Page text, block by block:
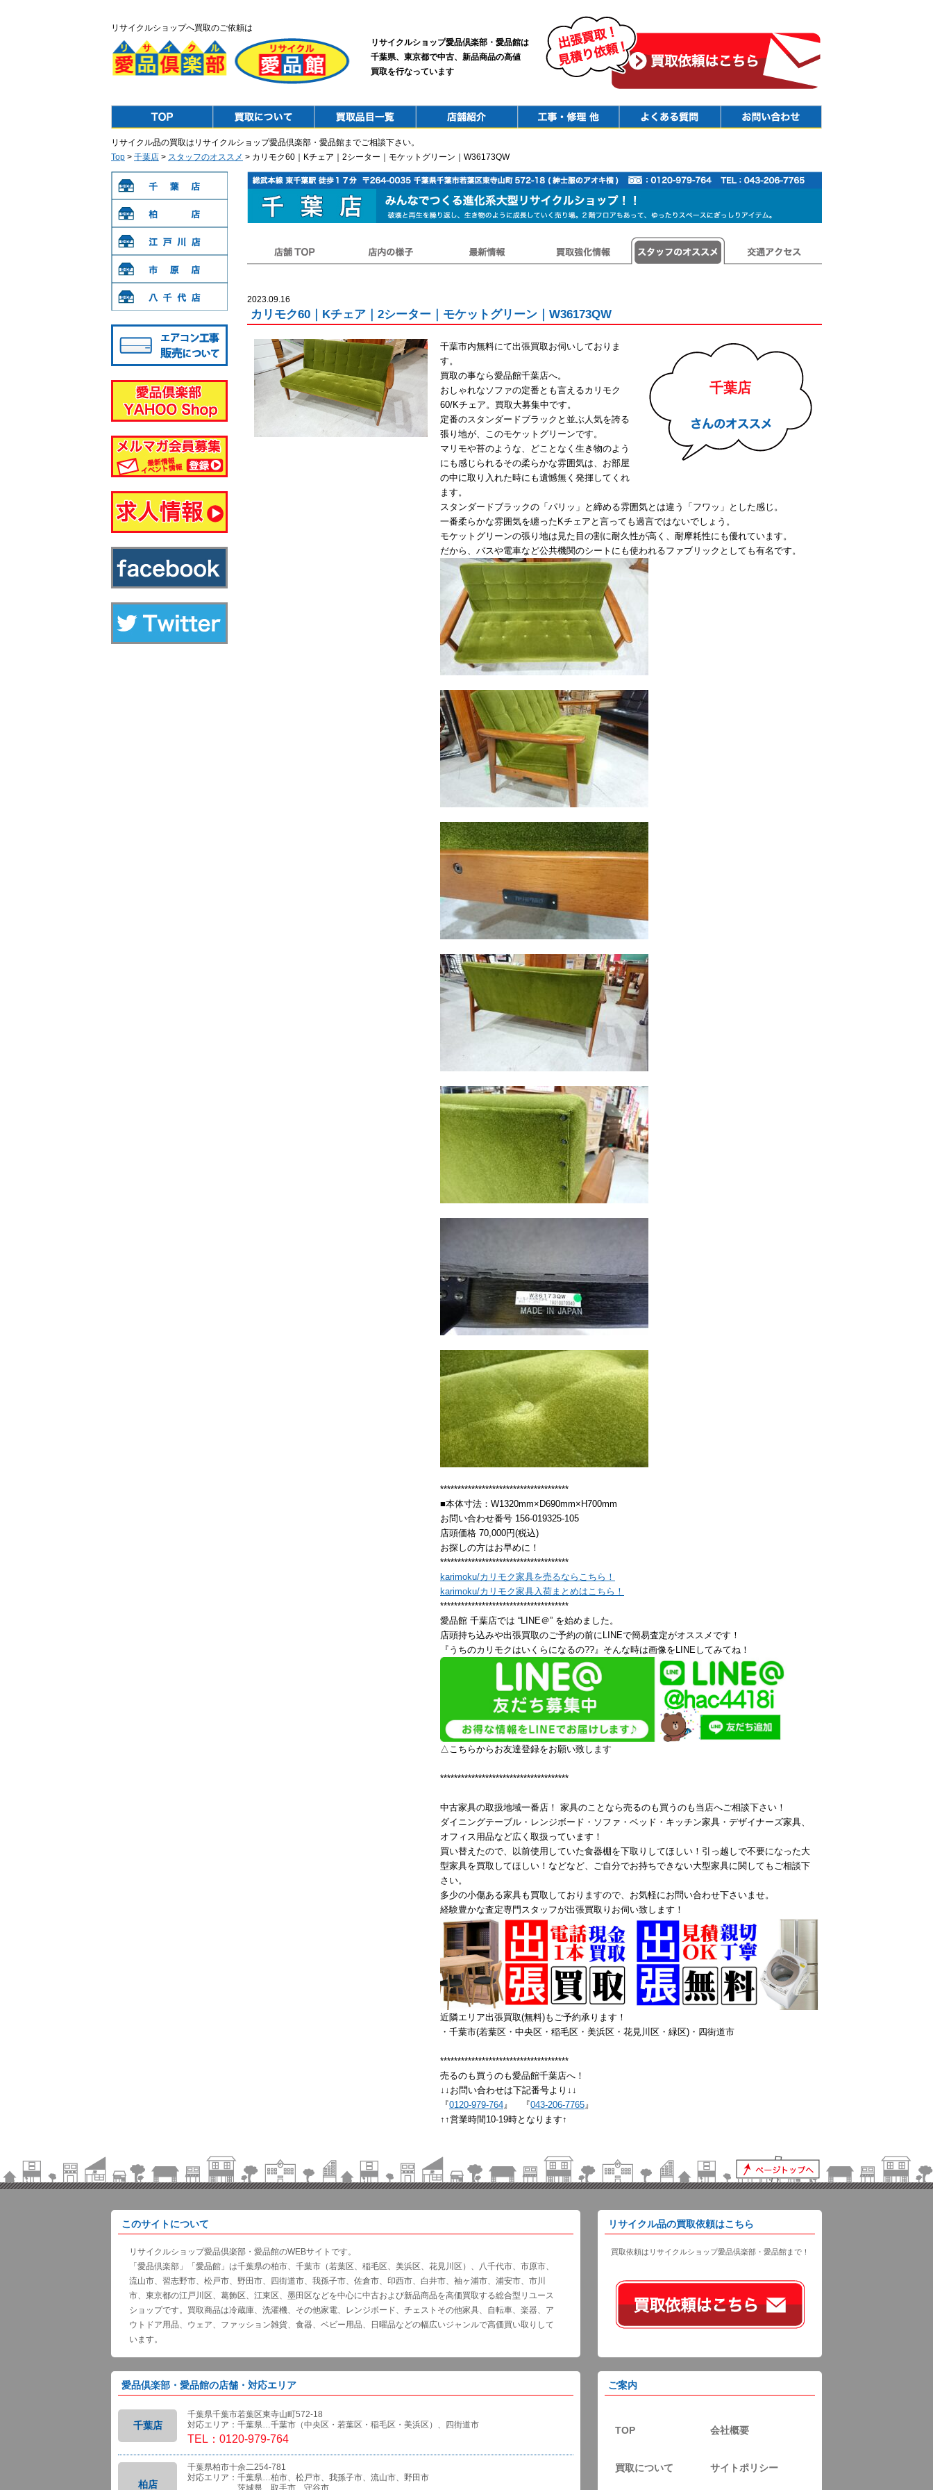
リサイクルショップへ買取のご依頼は
リサイクルショップ愛品倶楽部・愛品館は
千葉県、東京都で中古、新品商品の高値
買取を行なっています
リサイクル品の買取はリサイクルショップ愛品倶楽部・愛品館までご相談下さい。
Top > 千葉店 > スタッフのオススメ > カリモク60｜Kチェア｜2シーター｜モケットグリーン｜W36173QW
2023.09.16
カリモク60｜Kチェア｜2シーター｜モケットグリーン｜W36173QW
千葉店
千葉市内無料にて出張買取お伺いしておりま
す。
買取の事なら愛品館千葉店へ。
おしゃれなソファの定番とも言えるカリモク
60/Kチェア。買取大募集中です。
定番のスタンダードブラックと並ぶ人気を誇る
張り地が、このモケットグリーンです。
マリモや苔のような、どことなく生き物のよう
にも感じられるその柔らかな雰囲気は、お部屋
の中に取り入れた時にも遺憾無く発揮してくれ
ます。
スタンダードブラックの「パリッ」と締める雰囲気とは違う「フワッ」とした感じ。
一番柔らかな雰囲気を纏ったKチェアと言っても過言ではないでしょう。
モケットグリーンの張り地は見た目の割に耐久性が高く、耐摩耗性にも優れています。
だから、バスや電車など公共機関のシートにも使われるファブリックとしても有名です。
*************************************
■本体寸法：W1320mm×D690mm×H700mm
お問い合わせ番号 156-019325-105
店頭価格 70,000円(税込)
お探しの方はお早めに！
*************************************
karimoku/カリモク家具を売るならこちら！
karimoku/カリモク家具入荷まとめはこちら！
*************************************
愛品館 千葉店では “LINE＠” を始めました。
店頭持ち込みや出張買取のご予約の前にLINEで簡易査定がオススメです！
『うちのカリモクはいくらになるの??』そんな時は画像をLINEしてみてね！
△こちらからお友達登録をお願い致します
*************************************
中古家具の取扱地域一番店！ 家具のことなら売るのも買うのも当店へご相談下さい！
ダイニングテーブル・レンジボード・ソファ・ベッド・キッチン家具・デザイナーズ家具、
オフィス用品など広く取扱っています！
買い替えたので、以前使用していた食器棚を下取りしてほしい！引っ越しで不要になった大
型家具を買取してほしい！などなど、ご自分でお持ちできない大型家具に関してもご相談下
さい。
多少の小傷ある家具も買取しておりますので、お気軽にお問い合わせ下さいませ。
経験豊かな査定専門スタッフが出張買取りお伺い致します！
近隣エリア出張買取(無料)もご予約承ります！
・千葉市(若葉区・中央区・稲毛区・美浜区・花見川区・緑区)・四街道市
*************************************
売るのも買うのも愛品館千葉店へ！
↓↓お問い合わせは下記番号より↓↓
『0120-979-764』 『043-206-7765』
↑↑営業時間10-19時となります↑
このサイトについて
リサイクルショップ愛品倶楽部・愛品館のWEBサイトです。
「愛品倶楽部」「愛品館」は千葉県の柏市、千葉市（若葉区、稲毛区、美浜区、花見川区）、八千代市、市原市、
流山市、習志野市、松戸市、野田市、四街道市、我孫子市、佐倉市、印西市、白井市、袖ヶ浦市、浦安市、市川
市、東京都の江戸川区、葛飾区、江東区、墨田区などを中心に中古および新品商品を高価買取する総合型リユース
ショップです。買取商品は冷蔵庫、洗濯機、その他家電、レンジボード、チェストその他家具、自転車、楽器、ア
ウトドア用品、ウェア、ファッション雑貨、食器、ベビー用品、日曜品などの幅広いジャンルで高価買い取りして
います。
リサイクル品の買取依頼はこちら
買取依頼はリサイクルショップ愛品倶楽部・愛品館まで！
愛品倶楽部・愛品館の店舗・対応エリア
千葉店
千葉県千葉市若葉区東寺山町572-18
対応エリア：千葉県…千葉市（中央区・若葉区・稲毛区・美浜区）、四街道市
TEL：0120-979-764
柏店
千葉県柏市十余二254-781
対応エリア：千葉県…柏市、松戸市、我孫子市、流山市、野田市
ご案内
TOP 会社概要
買取について サイトポリシー